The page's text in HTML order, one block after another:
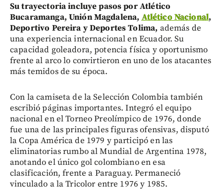
Su trayectoria incluye pasos por Atlético
Bucaramanga, Unión Magdalena, Atlético Nacional,
Deportivo Pereira y Deportes Tolima, además de
una experiencia internacional en Ecuador. Su
capacidad goleadora, potencia física y oportunismo
frente al arco lo convirtieron en uno de los atacantes
más temidos de su época.
Con la camiseta de la Selección Colombia también
escribió páginas importantes. Integró el equipo
nacional en el Torneo Preolímpico de 1976, donde
fue una de las principales figuras ofensivas, disputó
la Copa América de 1979 y participó en las
eliminatorias rumbo al Mundial de Argentina 1978,
anotando el único gol colombiano en esa
clasificación, frente a Paraguay. Permaneció
vinculado a la Tricolor entre 1976 y 1985.